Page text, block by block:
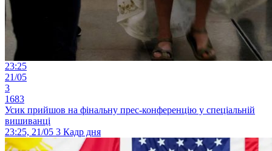
23:25
21/05
3
1683
Усик прийшов на фінальну прес-конференцію у спеціальній
вишиванці
23:25, 21/05 3 Кадр дня